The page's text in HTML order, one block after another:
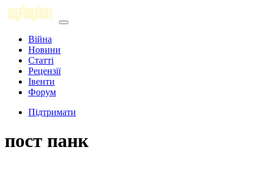
Війна
Новини
Статті
Рецензії
Івенти
Форум
Підтримати
пост панк